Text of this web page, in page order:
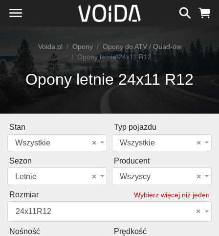
Voida.pl Opony
Opony do ATV / Quad-ów
Opony letnie 24x11 R12
Opony letnie 24x11 R12
Stan
×
Wszystkie
Typ pojazdu
×
Wszystkie
Sezon
×
Letnie
Producent
×
Wszyscy
Rozmiar Wybierz więcej niż jeden
×
24x11R12
Nośność
Prędkość